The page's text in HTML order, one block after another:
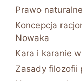
Prawo
Koncepcja
Nowaka
Kara i karanie
Zasady filozofii